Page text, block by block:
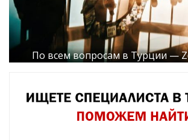
По всем вопросам в Турции —